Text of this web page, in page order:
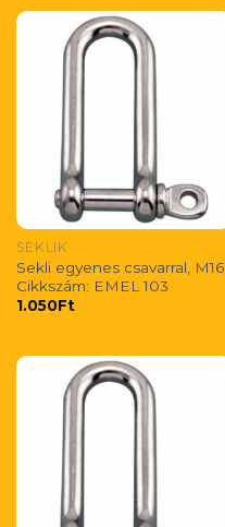
SEKLIK
Sekli egyenes csavarral, M16
Cikkszám: EMEL 103
1.050Ft